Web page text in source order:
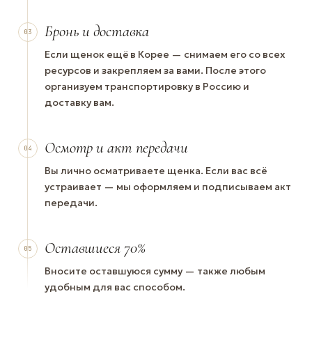
03 Бронь и доставка
Если щенок ещё в Корее — снимаем его со всех
ресурсов и закрепляем за вами. После этого
организуем транспортировку в Россию и
доставку вам.
04 Осмотр и акт передачи
Вы лично осматриваете щенка. Если вас всё
устраивает — мы оформляем и подписываем акт
передачи.
05 Оставшиеся 70%
Вносите оставшуюся сумму — также любым
удобным для вас способом.